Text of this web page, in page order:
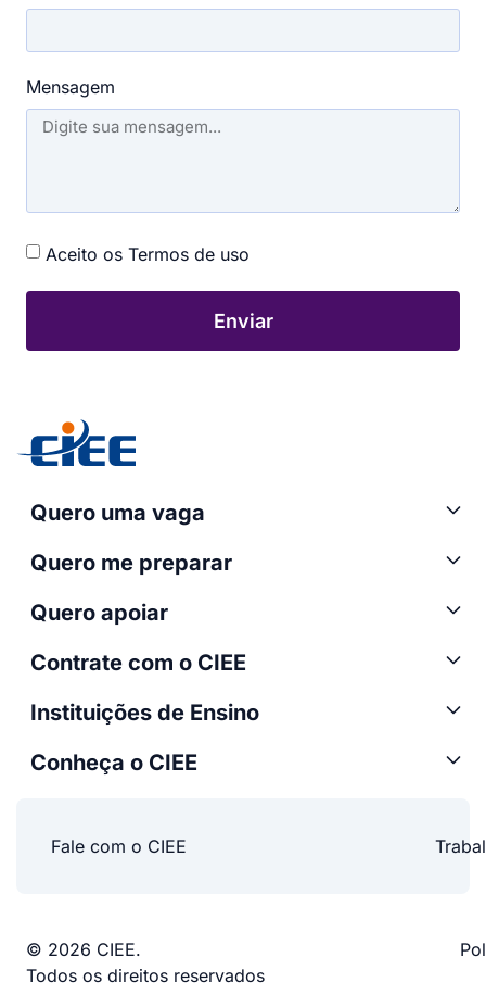
Mensagem
Aceito os Termos de uso
Enviar
Quero uma vaga
Quero me preparar
Quero apoiar
Contrate com o CIEE
Instituições de Ensino
Conheça o CIEE
Fale com o CIEE
© 2026 CIEE.
Todos os direitos reservados